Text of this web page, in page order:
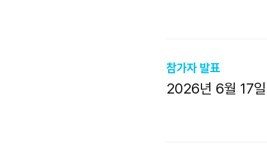
참가자 발표
2026년 6월 17